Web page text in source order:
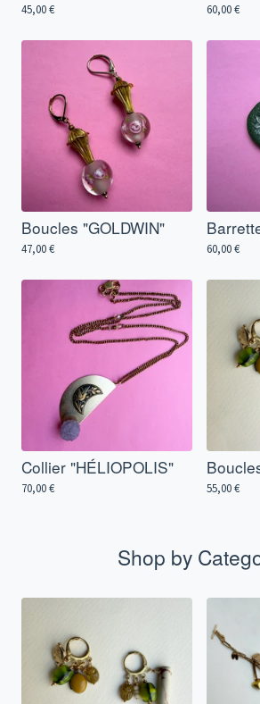
45,00€ 60,00€
Boucles "GOLDWIN"
47,00€ 60,00€
Collier "HÉLIOPOLIS"
70,00€ 55,00€
Shop by